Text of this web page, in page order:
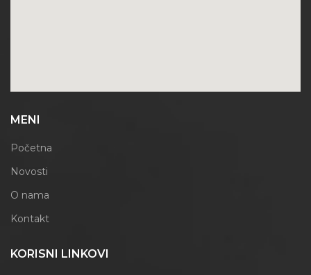
MENI
Početna
Novosti
O nama
Kontakt
KORISNI LINKOVI